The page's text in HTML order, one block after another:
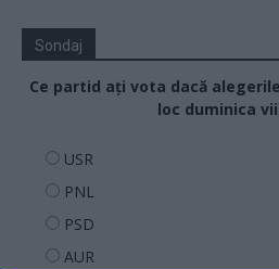
Sondaj
Ce partid ați vota dacă
loc duminica
USR
PNL
PSD
AUR